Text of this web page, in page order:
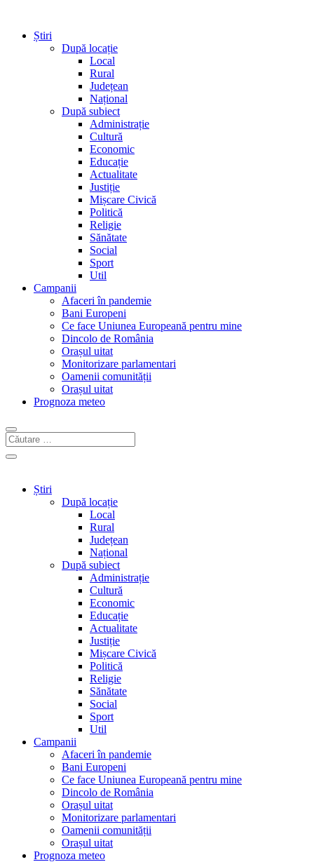
Știri
După locație
Local
Rural
Județean
Național
După subiect
Administrație
Cultură
Economic
Educație
Actualitate
Justiție
Mișcare Civică
Politică
Religie
Sănătate
Social
Sport
Util
Campanii
Afaceri în pandemie
Bani Europeni
Ce face Uniunea Europeană pentru mine
Dincolo de România
Orașul uitat
Monitorizare parlamentari
Oamenii comunității
Orașul uitat
Prognoza meteo
Știri
După locație
Local
Rural
Județean
Național
După subiect
Administrație
Cultură
Economic
Educație
Actualitate
Justiție
Mișcare Civică
Politică
Religie
Sănătate
Social
Sport
Util
Campanii
Afaceri în pandemie
Bani Europeni
Ce face Uniunea Europeană pentru mine
Dincolo de România
Orașul uitat
Monitorizare parlamentari
Oamenii comunității
Orașul uitat
Prognoza meteo